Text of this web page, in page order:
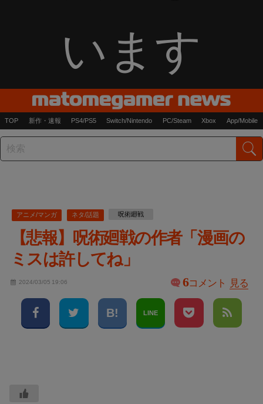
います
TOP 新作・速報 PS4/PS5 Switch/Nintendo PC/Steam Xbox App/Mobile
アニメ/マンガ ネタ/話題 呪術廻戦
【悲報】呪術廻戦の作者「漫画の
ミスは許してね」
2024/03/05 19:06 6コメント 見る
LINE